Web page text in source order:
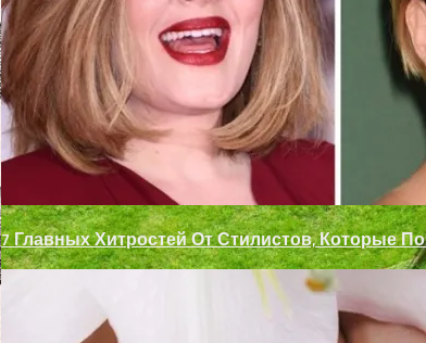
Декор Для Участка Из Цветочных Горшков
7 Главных Хитростей От Стилистов, Которые